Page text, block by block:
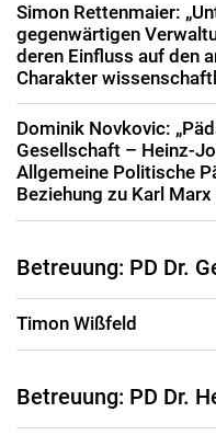
Simon Rettenmaier:
gegenwärtigen
deren Einfluss auf den
Charakter
Dominik Novkovic:
Gesellschaft – Heinz-
Allgemeine Politische
Beziehung zu Karl
Betreuung: PD Dr.
Timon Wißfeld
Betreuung: PD Dr.